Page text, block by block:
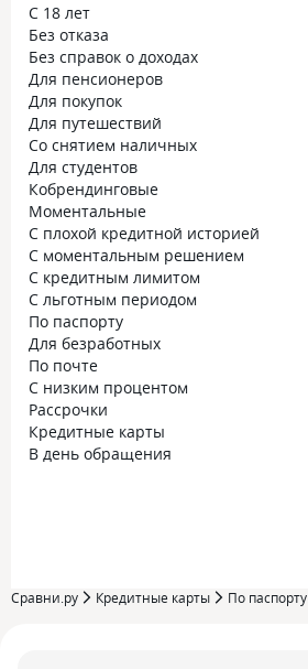
С 18 лет
Без отказа
Без справок о доходах
Для пенсионеров
Для покупок
Для путешествий
Со снятием наличных
Для студентов
Кобрендинговые
Моментальные
С плохой кредитной историей
С моментальным решением
С кредитным лимитом
С льготным периодом
По паспорту
Для безработных
По почте
С низким процентом
Рассрочки
Кредитные карты
В день обращения
Сравни.ру Кредитные карты По паспорту